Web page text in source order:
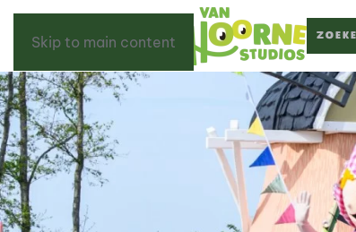
Skip to main content